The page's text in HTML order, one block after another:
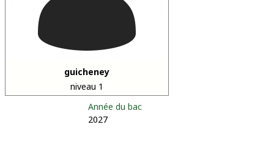
guicheney
niveau 1
Année du bac
2027